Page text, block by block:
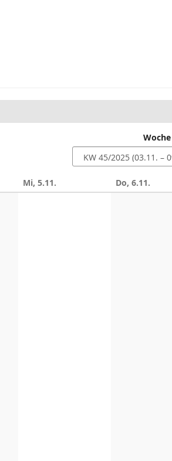
Woche
Mi, 5.11. Do, 6.11.